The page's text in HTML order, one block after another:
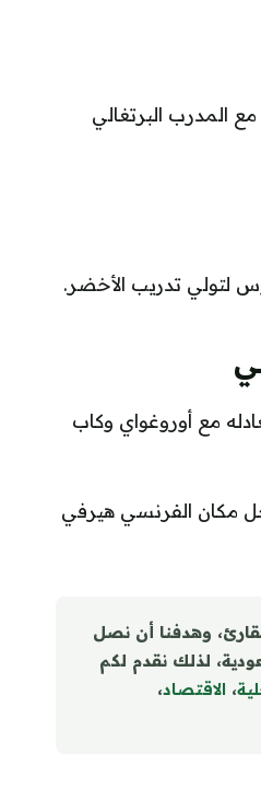
المدرب البرتغالي
لتولي تدريب الأخضر.
مع أوروغواي وكاب
مكان الفرنسي هيرفي
وهدفنا أن نصل
لذلك نقدم لكم
، الاقتصاد،